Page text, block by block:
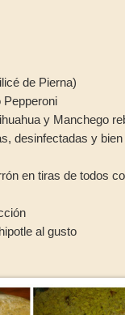
de Pierna)
Pepperoni
y Manchego
desinfectadas y bien
en tiras de todos
al gusto